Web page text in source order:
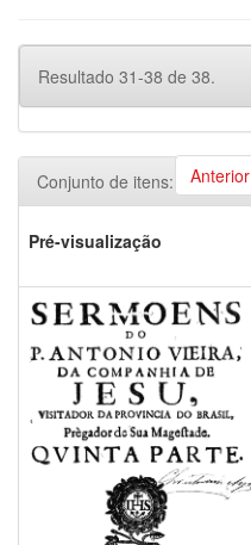
Resultado 31-38 de 38.
Anterior
Conjunto de itens:
Pré-visualização